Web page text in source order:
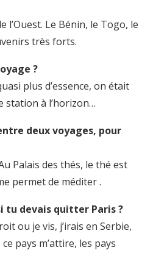
l’Ouest. Le Bénin, le Togo, le
très forts.
?
plus d’essence, on était
station à l’horizon…
deux voyages, pour
Palais des thés, le thé est
permet de méditer .
tu devais quitter Paris ?
ou je vis, j’irais en Serbie,
pays m’attire, les pays